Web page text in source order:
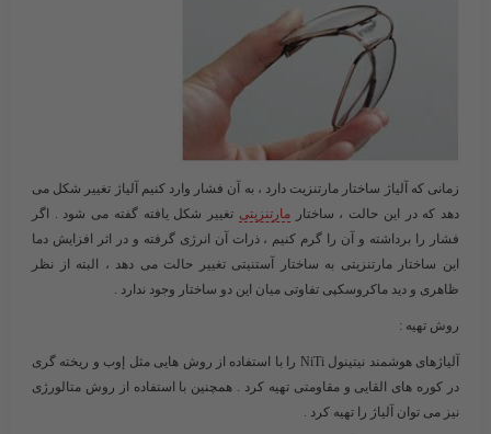
زمانی که آلیاژ ساختار مارتنزیت دارد ، به آن فشار وارد کنیم آلیاژ تغییر شکل می
دهد که در این حالت ، ساختارمارتنزیتی تغییر شکل یافته گفته می شود . اگر
فشار را برداشته و آن را گرم کنیم ، ذرات آن انرژی گرفته و در اثر افزایش دما
این ساختار مارتنزیتی به ساختار آستنیتی تغییر حالت می دهد ، البته از نظر
ظاهری و دید ماکروسکپی تفاوتی میان این دو ساختار وجود ندارد .
روش تهیه :
آلیاژهای هوشمند نیتینول NiTi را با استفاده از روش هایی مثل إوب و ریخته گری
در کوره های القایی و مقاومتی تهیه کرد . همچنین با استفاده از روش متالورژی
نیز می توان آلیاژ را تهیه کرد .